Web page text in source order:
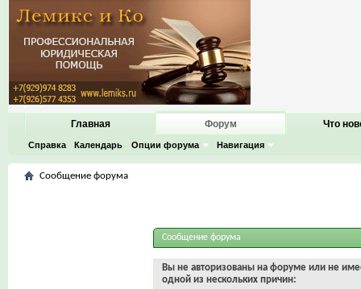
Главная Форум
Справка Календарь Опции форума Навигация
Что
Сообщение форума
Сообщение форума
Вы не авторизованы на форуме или не
одной из нескольких причин: